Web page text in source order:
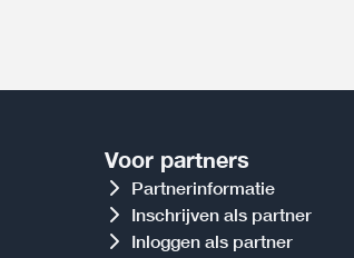
Voor partners
Partnerinformatie
Inschrijven als partner
Inloggen als partner